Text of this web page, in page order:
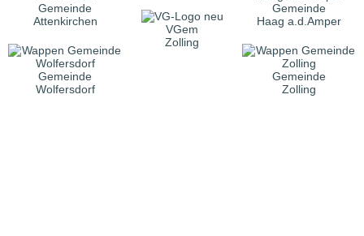
Gemeinde
Attenkirchen
VGem
Zolling
Gemeinde
Haag a.d.Amper
Gemeinde
Wolfersdorf
Gemeinde
Zolling